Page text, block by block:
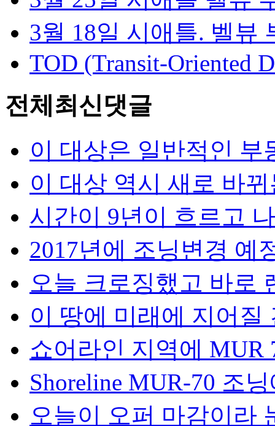
3월 18일 시애틀. 벨뷰
TOD (Transit-Oriented
전체최신댓글
이 대상은 일반적인 부
이 대상 역시 새로 바
시간이 9년이 흐르고
2017년에 조닝변경 예
오늘 크로징했고 바로
이 땅에 미래에 지어질
쇼어라인 지역에 MUR
Shoreline MUR-70 조
오늘이 오퍼 마감이라